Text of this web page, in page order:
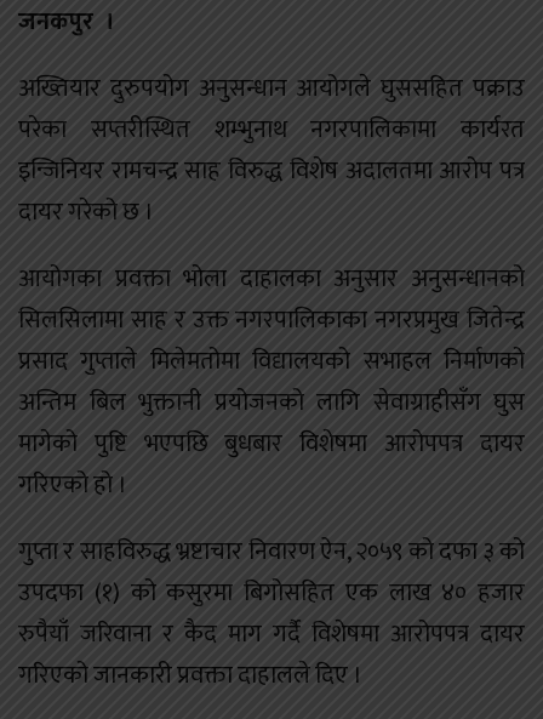
जनकपुर ।
अख्तियार दुरुपयोग अनुसन्धान आयोगले घुससहित पक्राउ
परेका सप्तरीस्थित शम्भुनाथ नगरपालिकामा कार्यरत
इन्जिनियर रामचन्द्र साह विरुद्ध विशेष अदालतमा आरोप पत्र
दायर गरेको छ ।
आयोगका प्रवक्ता भोला दाहालका अनुसार अनुसन्धानको
सिलसिलामा साह र उक्त नगरपालिकाका नगरप्रमुख जितेन्द्र
प्रसाद गुप्ताले मिलेमतोमा विद्यालयको सभाहल निर्माणको
अन्तिम बिल भुक्तानी प्रयोजनको लागि सेवाग्राहीसँग घुस
मागेको पुष्टि भएपछि बुधबार विशेषमा आरोपपत्र दायर
गरिएको हो ।
गुप्ता र साहविरुद्ध भ्रष्टाचार निवारण ऐन, २०५९ को दफा ३ को
उपदफा (१) को कसुरमा बिगोसहित एक लाख ४० हजार
रुपैयाँ जरिवाना र कैद माग गर्दै विशेषमा आरोपपत्र दायर
गरिएको जानकारी प्रवक्ता दाहालले दिए ।